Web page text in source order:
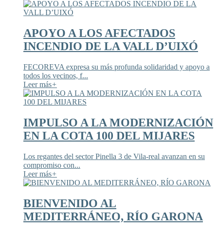
APOYO A LOS AFECTADOS
INCENDIO DE LA VALL D’UIXÓ
FECOREVA expresa su más profunda solidaridad y apoyo a
todos los vecinos, f...
Leer más+
IMPULSO A LA MODERNIZACIÓN
EN LA COTA 100 DEL MIJARES
Los regantes del sector Pinella 3 de Vila-real avanzan en su
compromiso con...
Leer más+
BIENVENIDO AL
MEDITERRÁNEO, RÍO GARONA